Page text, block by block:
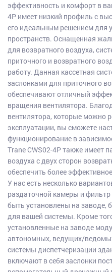
эффективность и комфорт в
4P имеет низкий профиль с
его идеальным решением для
пространств. Оснащенная
для возвратного воздуха,
приточного и возвратного
работу. Данная кассетная
заслонками для приточного
обеспечивают отличный
вращения вентилятора.
вентилятора, которые можно
эксплуатации, вы сможете
функционирование в
Trane CWS02-4P также имеет
воздуха с двух сторон
обеспечить более
У нас есть несколько
раздаточной камеры и фильтр
быть установлены на
для вашей системы. Кроме
установленные на заводе
автономных, ведущих/
системы диспетчеризации
включают в себя заслонки